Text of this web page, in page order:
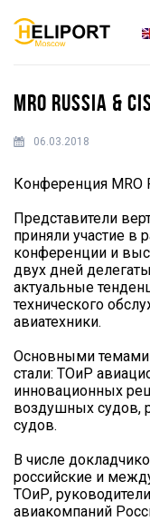
MRO RUSSIA &
06.03.2018
Конференция MRO
Представители
приняли участие в
конференции и
двух дней
актуальные
технического
авиатехники.
Основными темами
стали: ТОиР
инновационных
воздушных судов,
судов.
В числе
российские и
ТОиР,
авиакомпаний